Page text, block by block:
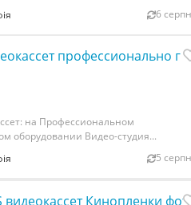
6
профессионально г
на Профессиональном
оборудовании Видео-студия...
5
Кинопленки